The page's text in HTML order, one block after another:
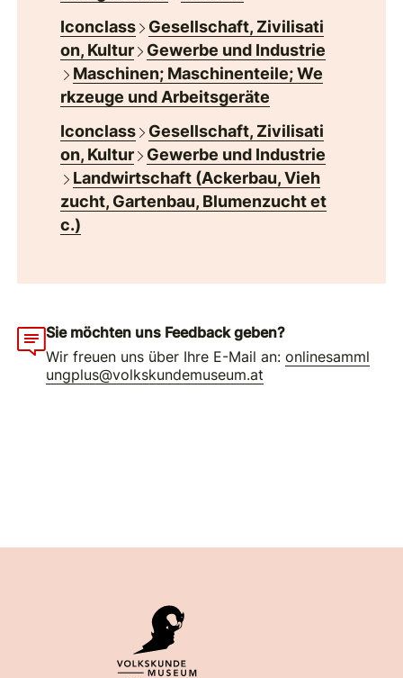
Iconclass
Gesellschaft, Zivilisati
on, Kultur
Gewerbe und Industrie
Maschinen; Maschinenteile; We
rkzeuge und Arbeitsgeräte
Iconclass
Gesellschaft, Zivilisati
on, Kultur
Gewerbe und Industrie
Landwirtschaft (Ackerbau, Vieh
zucht, Gartenbau, Blumenzucht et
c.)
Sie möchten uns Feedback geben?
Wir freuen uns über Ihre E-Mail an:onlinesamml
ungplus@volkskundemuseum.at